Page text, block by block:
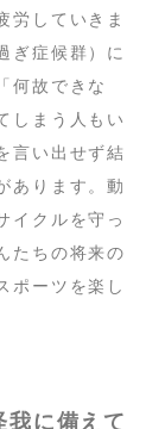
労していきま
ぎ症候群）に
何故できな
しまう人もい
言い出せず結
あります。動
イクルを守っ
たちの将来の
ポーツを楽し
我に備えて